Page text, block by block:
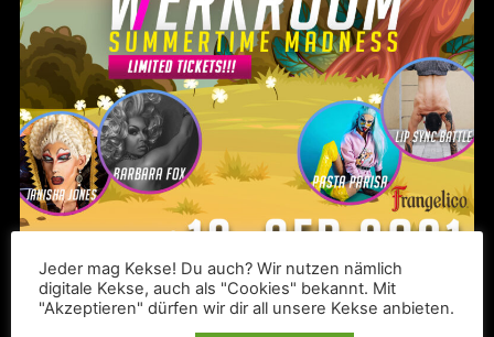
Jeder mag Kekse! Du auch? Wir nutzen nämlich
digitale Kekse, auch als "Cookies" bekannt. Mit
"Akzeptieren" dürfen wir dir all unsere Kekse anbieten.